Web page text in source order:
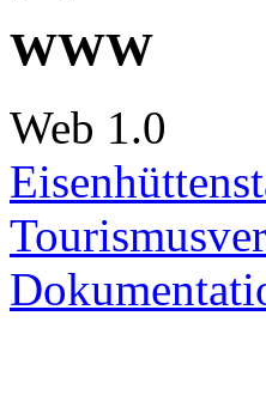
WWW
Web 1.0